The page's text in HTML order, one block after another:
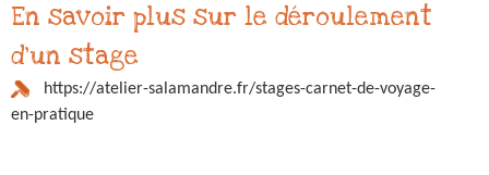
En savoir plus sur le déroulement
d'un stage
https://atelier-salamandre.fr/stages-carnet-de-voyage-
en-pratique